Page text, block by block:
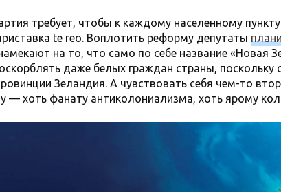
требует, чтобы к каждому населенному
te reo. Воплотить реформу депутаты
на то, что само по себе название «Новая
даже белых граждан страны, поскольку
Зеландия. А чувствовать себя чем-то
— хоть фанату антиколониализма, хоть ярому